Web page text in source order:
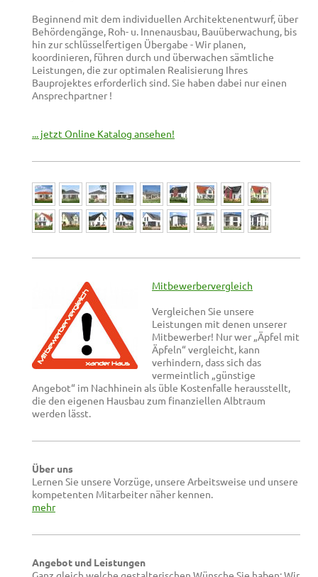
Beginnend mit dem individuellen Architektenentwurf, über
Behördengänge, Roh- u. Innenausbau, Bauüberwachung, bis
hin zur schlüsselfertigen Übergabe - Wir planen,
koordinieren, führen durch und überwachen sämtliche
Leistungen, die zur optimalen Realisierung Ihres
Bauprojektes erforderlich sind. Sie haben dabei nur einen
Ansprechpartner !
... jetzt Online Katalog ansehen!
Mitbewerbervergleich
Vergleichen Sie unsere
Leistungen mit denen unserer
Mitbewerber! Nur wer „Äpfel mit
Äpfeln“ vergleicht, kann
verhindern, dass sich das
vermeintlich „günstige
Angebot“ im Nachhinein als üble Kostenfalle herausstellt,
die den eigenen Hausbau zum finanziellen Albtraum
werden lässt.
Über uns
Lernen Sie unsere Vorzüge, unsere Arbeitsweise und unsere
kompetenten Mitarbeiter näher kennen.
mehr
Angebot und Leistungen